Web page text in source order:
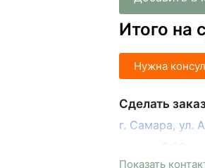
Итого на
Нужна
Сделать
г. Самара, ул.
Показать